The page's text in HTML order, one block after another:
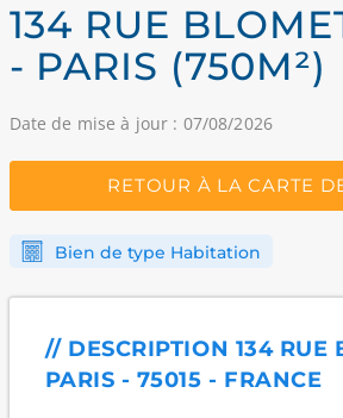
134 RUE
- PARIS (750M²)
Date de mise à jour : 07/08/2026
RETOUR À LA CARTE
Bien de type Habitation
// DESCRIPTION 134 RUE
PARIS - 75015 - FRANCE